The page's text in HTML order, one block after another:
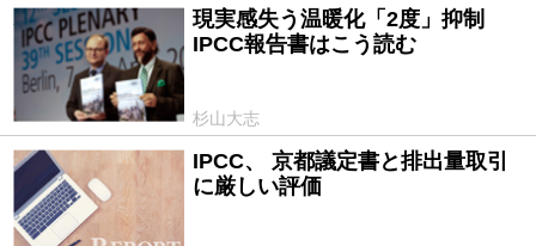
2014/05/21
現実感失う温暖化「2度」抑制
IPCC報告書はこう読む
杉山大志
2014/04/14
IPCC、 京都議定書と排出量取引
に厳しい評価